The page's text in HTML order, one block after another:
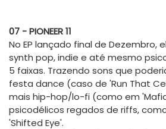
07 - PIONEER 11
No EP lançado final de Dezembro,
synth pop, indie e até mesmo
5 faixas. Trazendo sons que
festa dance (caso de 'Run That
mais hip-hop/lo-fi (como em
psicodélicos regados de riffs,
'Shifted Eye'.